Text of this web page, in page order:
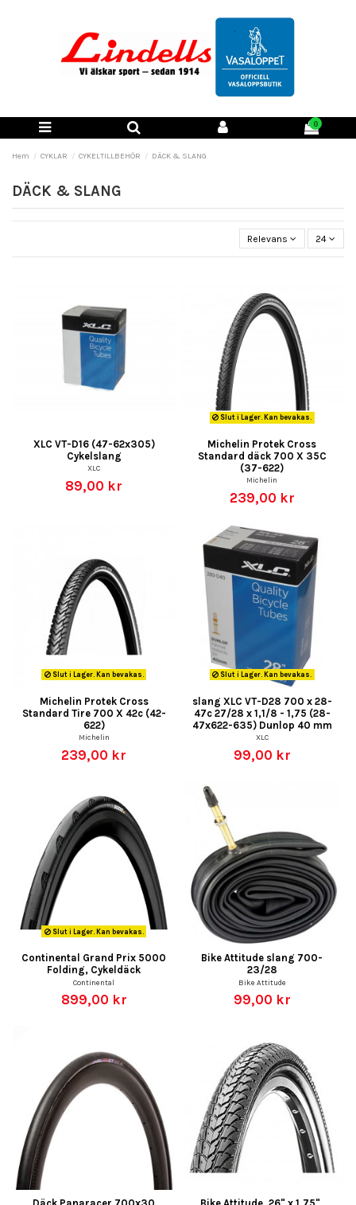
0
Hem CYKLAR CYKELTILLBEHÖR DÄCK & SLANG
DÄCK & SLANG
Relevans 24
XLC VT-D16 (47-62x305)
Cykelslang
XLC
89,00 kr
Slut i Lager. Kan bevakas.
Michelin Protek Cross
Standard däck 700 X 35C
(37-622)
Michelin
239,00 kr
Slut i Lager. Kan bevakas.
Michelin Protek Cross
Standard Tire 700 X 42c (42-
622)
Michelin
239,00 kr
Slut i Lager. Kan bevakas.
slang XLC VT-D28 700 x 28-
47c 27/28 x 1,1/8 - 1,75 (28-
47x622-635) Dunlop 40 mm
XLC
99,00 kr
Slut i Lager. Kan bevakas.
Continental Grand Prix 5000
Folding, Cykeldäck
Continental
899,00 kr
Bike Attitude slang 700-
23/28
Bike Attitude
99,00 kr